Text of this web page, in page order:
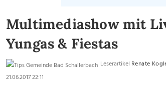
Multimediashow mit
Yungas & Fiestas
Leserartikel Renate
21.06.2017 22:11